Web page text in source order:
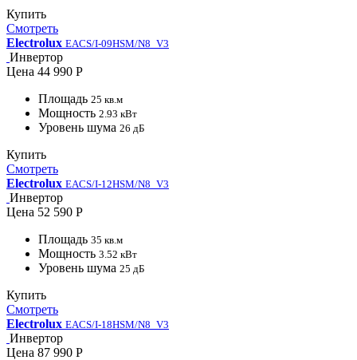
Купить
Смотреть
Electrolux EACS/I-09HSM/N8_V3
Инвертор
Цена 44 990 Р
Площадь 25 кв.м
Мощность 2.93 кВт
Уровень шума 26 дБ
Купить
Смотреть
Electrolux EACS/I-12HSM/N8_V3
Инвертор
Цена 52 590 Р
Площадь 35 кв.м
Мощность 3.52 кВт
Уровень шума 25 дБ
Купить
Смотреть
Electrolux EACS/I-18HSM/N8_V3
Инвертор
Цена 87 990 Р